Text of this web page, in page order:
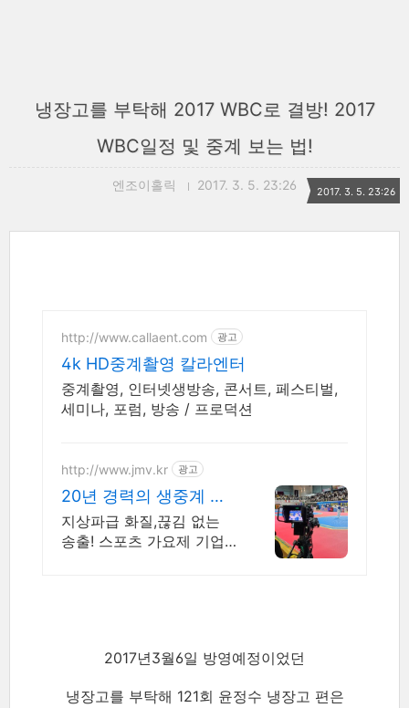
냉장고를 부탁해 2017 WBC로 결방! 2017
WBC일정 및 중계 보는 법!
엔조이홀릭 2017. 3. 5. 23:26 2017. 3. 5. 23:26
http://www.callaent.com 광고
4k HD중계촬영 칼라엔터
중계촬영, 인터넷생방송, 콘서트, 페스티벌,
세미나, 포럼, 방송 / 프로덕션
http://www.jmv.kr 광고
20년 경력의 생중계 베
테랑
지상파급 화질,끊김 없는
송출! 스포츠 가요제 기업
2017년3월6일 방영예정이었던
냉장고를 부탁해 121회 윤정수 냉장고 편은